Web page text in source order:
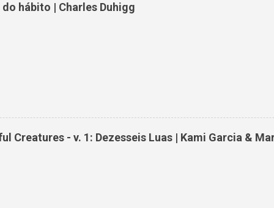
hábito | Charles Duhigg
Creatures - v. 1: Dezesseis Luas | Kami Garcia &